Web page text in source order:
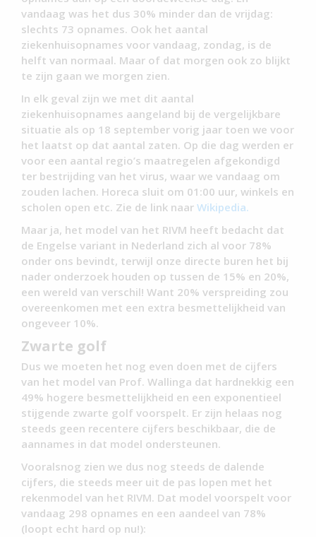
vandaag was het dus 30% minder dan de vrijdag:
slechts 73 opnames. Ook het aantal
ziekenhuisopnames voor vandaag, zondag, is de
helft van normaal. Maar of dat morgen ook zo blijkt
te zijn gaan we morgen zien.
In elk geval zijn we met dit aantal
ziekenhuisopnames aangeland bij de vergelijkbare
situatie als op 18 september vorig jaar toen we voor
het laatst op dat aantal zaten. Op die dag werden er
voor een aantal regio’s maatregelen afgekondigd
ter bestrijding van het virus, waar we vandaag om
zouden lachen. Horeca sluit om 01:00 uur, winkels en
scholen open etc. Zie de link naar Wikipedia.
Maar ja, het model van het RIVM heeft bedacht dat
de Engelse variant in Nederland zich al voor 78%
onder ons bevindt, terwijl onze directe buren het bij
nader onderzoek houden op tussen de 15% en 20%,
een wereld van verschil! Want 20% verspreiding zou
overeenkomen met een extra besmettelijkheid van
ongeveer 10%.
Zwarte golf
Dus we moeten het nog even doen met de cijfers
van het model van Prof. Wallinga dat hardnekkig een
49% hogere besmettelijkheid en een exponentieel
stijgende zwarte golf voorspelt. Er zijn helaas nog
steeds geen recentere cijfers beschikbaar, die de
aannames in dat model ondersteunen.
Vooralsnog zien we dus nog steeds de dalende
cijfers, die steeds meer uit de pas lopen met het
rekenmodel van het RIVM. Dat model voorspelt voor
vandaag 298 opnames en een aandeel van 78%
(loopt echt hard op nu!):